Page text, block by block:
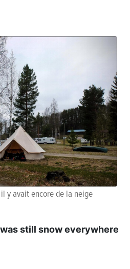
y avait encore de la neige
still snow everywhere